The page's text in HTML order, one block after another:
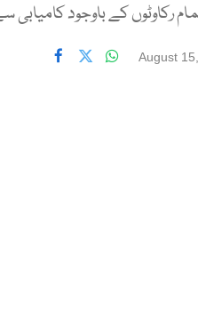
رکاوٹوں کے باوجود کامیابی
August